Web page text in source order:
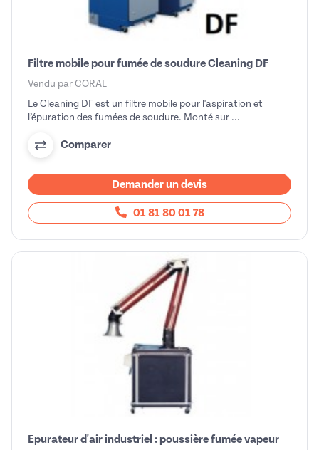
Filtre mobile pour fumée de soudure Cleaning DF
Vendu par CORAL
Le Cleaning DF est un filtre mobile pour l'aspiration et
l’épuration des fumées de soudure. Monté sur ...
Comparer
Demander un devis
01 81 80 01 78
Epurateur d'air industriel : poussière fumée vapeur